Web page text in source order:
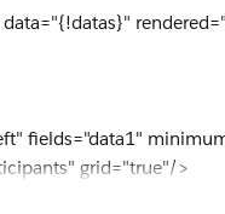
fields="data1"
grid="true"/>